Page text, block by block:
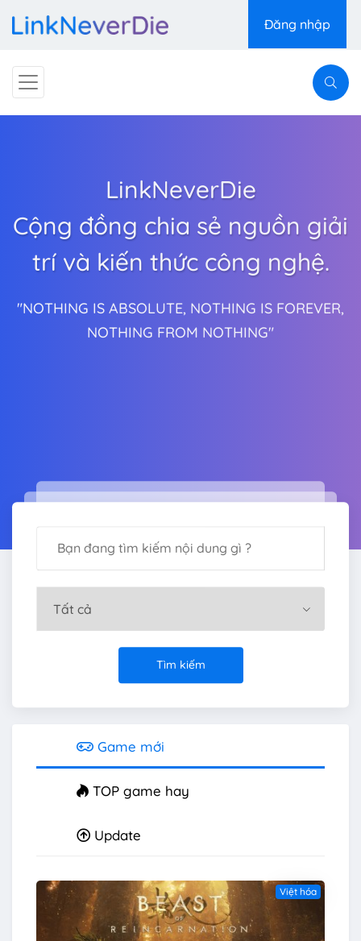
Đăng nhập
LinkNeverDie
Cộng đồng chia sẻ nguồn giải
trí và kiến thức công nghệ.
"NOTHING IS ABSOLUTE, NOTHING IS FOREVER,
NOTHING FROM NOTHING"
Tìm kiếm
Game mới
TOP game hay
Update
Việt hóa